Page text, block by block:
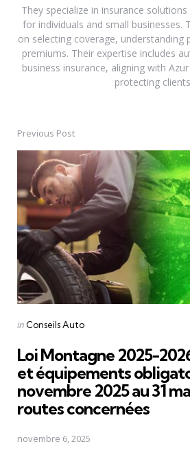
They specialize in insurance
for individuals and small businesses.
on selecting coverage, understanding
premiums. Their expertise includes
business insurance, aligning with
protecting
Post
navigation
Previous Post
Posted
in Conseils Auto
Loi Montagne 2025-
et équipements
novembre 2025 au 31
routes concernées
novembre 6, 2025